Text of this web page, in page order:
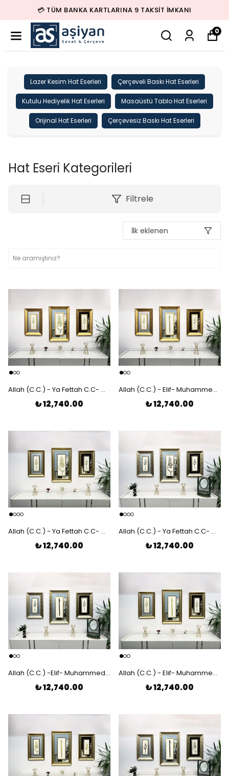
🚚 500 TL ÜZERİ SİPARİŞLERDE KARGO BEDAVA!
0
Lazer Kesim Hat Eserleri Çerçeveli Baskı Hat Eserleri
Kutulu Hediyelik Hat Eserleri Masaüstü Tablo Hat Eserleri
Orijinal Hat Eserleri Çerçevesiz Baskı Hat Eserleri
Hat Eseri Kategorileri
Filtrele
İlk eklenen
Allah (C.C.) - Ya Fettah C.C- Muhammed (S.A.V) Lazer Kesim Çerçeveli 3'lü Tablo
₺ 12,740.00
Allah (C.C.) - Elif- Muhammed (S.A.V) Lazer Kesim Çerçeveli 3'lü Tablo
₺ 12,740.00
Allah (C.C.) - Ya Fettah C.C- Muhammed (S.A.V) Lazer Kesim Çerçeveli 3'lü Tablo
₺ 12,740.00
Allah (C.C.) - Ya Fettah C.C- Muhammed (S.A.V) Lazer Kesim Çerçeveli 3'lü Tablo
₺ 12,740.00
Allah (C.C.) -Elif- Muhammed (S.A.V)su Lazer Kesim Çerçeveli 3'lü Tablo
₺ 12,740.00
Allah (C.C.) - Elif- Muhammed (S.A.V) Lazer Kesim Çerçeveli 3'lü Tablo
₺ 12,740.00